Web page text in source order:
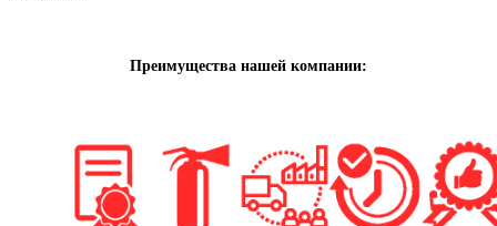
Преимущества нашей компании: